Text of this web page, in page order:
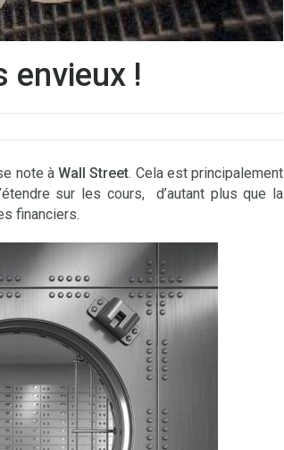
envieux !
note àWall Street. Cela est principalement
sur les cours, d’autant plus que la
financiers.